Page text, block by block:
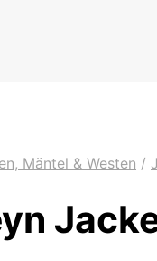
Mäntel & Westen /